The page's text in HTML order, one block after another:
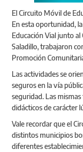
El Circuito Móvil de
En esta oportunidad,
Educación Vial junto al
Saladillo, trabajaron
Promoción
Las actividades se
seguros en la vía
seguridad. Las
didácticos de carácter
Vale recordar que el
distintos municipios
diferentes